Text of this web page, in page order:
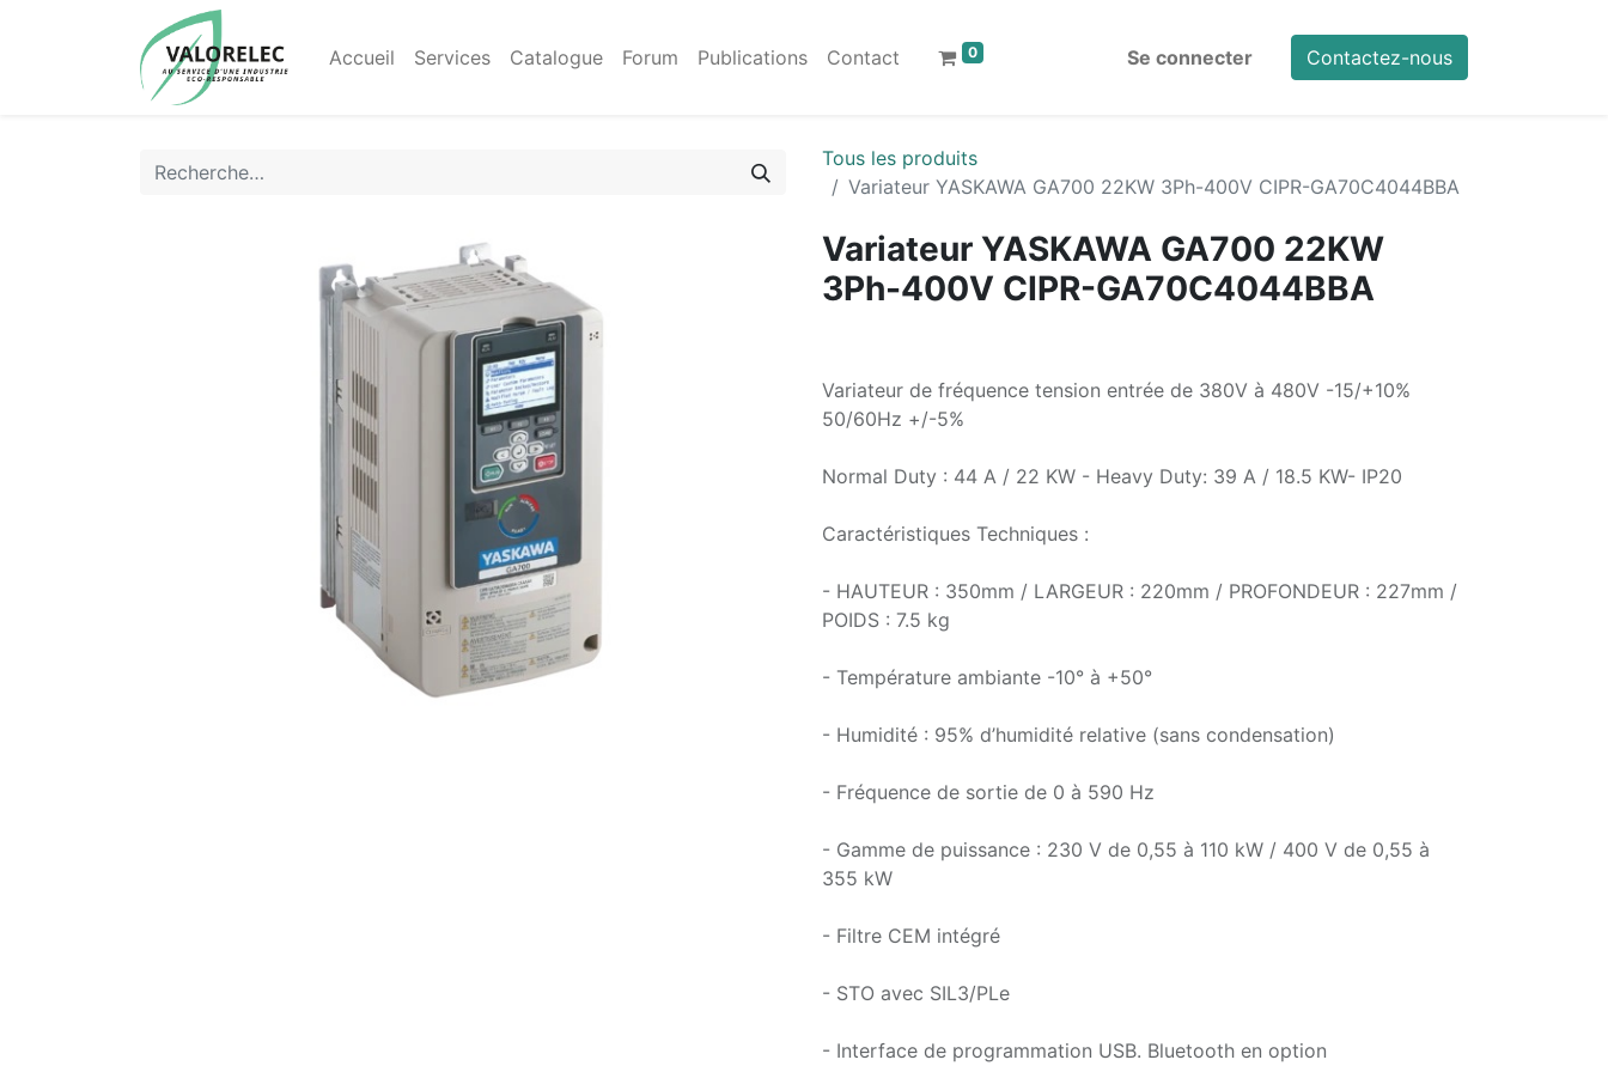
Accueil Services Catalogue Forum Publications Contact 0 Se connecter Contactez-nous
Tous les produits
Variateur YASKAWA GA700 22KW 3Ph-400V CIPR-GA70C4044BBA
Variateur YASKAWA GA700 22KW
3Ph-400V CIPR-GA70C4044BBA
Variateur de fréquence tension entrée de 380V à 480V -15/+10%
50/60Hz +/-5%
Normal Duty : 44 A / 22 KW - Heavy Duty: 39 A / 18.5 KW- IP20
Caractéristiques Techniques :
- HAUTEUR : 350mm / LARGEUR : 220mm / PROFONDEUR : 227mm /
POIDS : 7.5 kg
- Température ambiante -10° à +50°
- Humidité : 95% d’humidité relative (sans condensation)
- Fréquence de sortie de 0 à 590 Hz
- Gamme de puissance : 230 V de 0,55 à 110 kW / 400 V de 0,55 à
355 kW
- Filtre CEM intégré
- STO avec SIL3/PLe
- Interface de programmation USB. Bluetooth en option